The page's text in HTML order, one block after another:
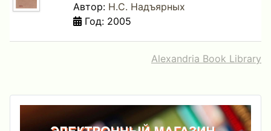
Автор: Н.С. Надъярных
Год: 2005
Alexandria Book Library